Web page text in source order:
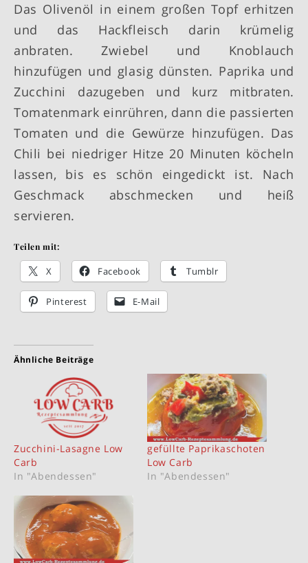
Das Olivenöl in einem großen Topf erhitzen
und das Hackfleisch darin krümelig
anbraten. Zwiebel und Knoblauch
hinzufügen und glasig dünsten. Paprika und
Zucchini dazugeben und kurz mitbraten.
Tomatenmark einrühren, dann die passierten
Tomaten und die Gewürze hinzufügen. Das
Chili bei niedriger Hitze 20 Minuten köcheln
lassen, bis es schön eingedickt ist. Nach
Geschmack abschmecken und heiß
servieren.
Teilen mit:
X Facebook Tumblr
Pinterest E-Mail
Ähnliche Beiträge
Zucchini-Lasagne Low
Carb
In "Abendessen"
gefüllte Paprikaschoten
Low Carb
In "Abendessen"